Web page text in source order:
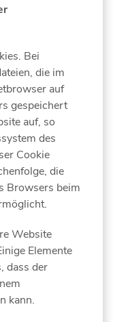
Bei
die im
auf
gespeichert
auf, so
des
Cookie
die
Browsers beim
Website
Elemente
dass der
kann.